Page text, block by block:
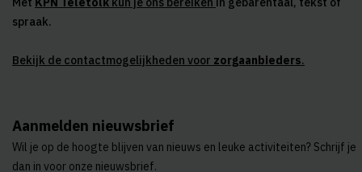
spraak.
Bekijk de contactmogelijkheden voor zorgaanbieders.
Aanmelden nieuwsbrief
Wil je op de hoogte blijven van nieuws en leuke activiteiten? Schrijf je
dan in voor onze nieuwsbrief.